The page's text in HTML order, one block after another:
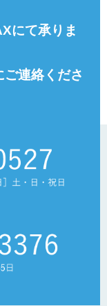
にて承りま
連絡くださ